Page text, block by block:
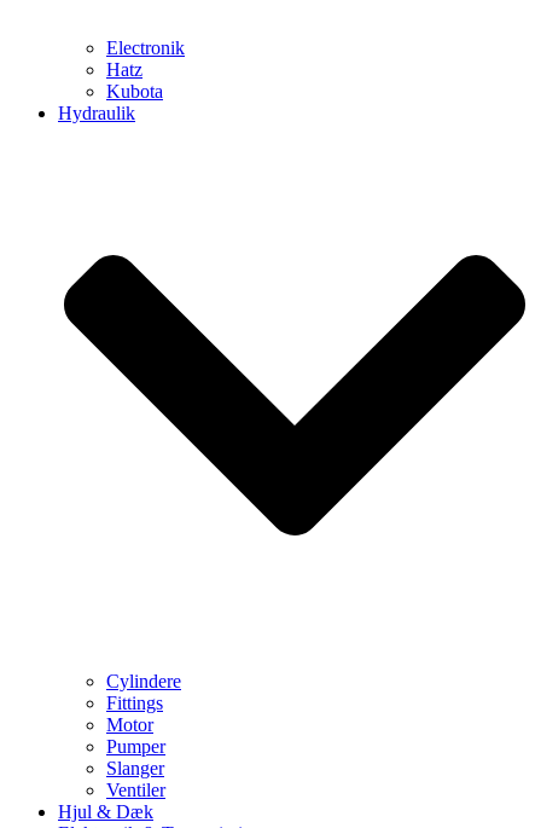
Electronik
Hatz
Kubota
Hydraulik
Cylindere
Fittings
Motor
Pumper
Slanger
Ventiler
Hjul & Dæk